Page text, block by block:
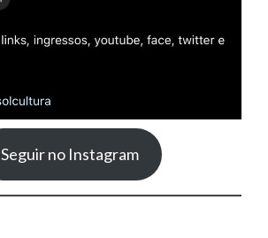
Seguir no Instagram